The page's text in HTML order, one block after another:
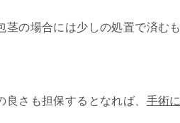
茎の場合には少しの処置で済む
良さも担保するとなれば、 手術